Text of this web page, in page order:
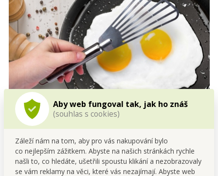
Aby web fungoval tak, jak ho znáš
(souhlas s cookies)
Záleží nám na tom, aby pro vás nakupování bylo
co nejlepším zážitkem. Abyste na našich stránkách rychle
našli to, co hledáte, ušetřili spoustu klikání a nezobrazovaly
se vám reklamy na věci, které vás nezajímají. Abyste web